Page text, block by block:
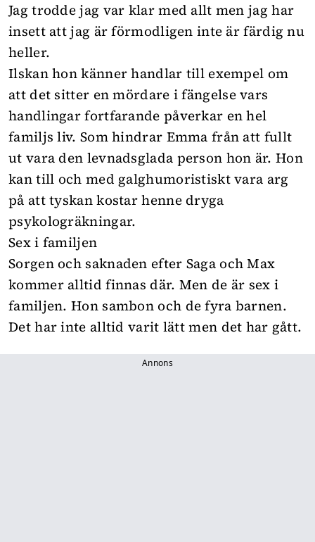
Jag trodde jag var klar med allt men jag har
insett att jag är förmodligen inte är färdig nu
heller.
Ilskan hon känner handlar till exempel om
att det sitter en mördare i fängelse vars
handlingar fortfarande påverkar en hel
familjs liv. Som hindrar Emma från att fullt
ut vara den levnadsglada person hon är. Hon
kan till och med galghumoristiskt vara arg
på att tyskan kostar henne dryga
psykologräkningar.
Sex i familjen
Sorgen och saknaden efter Saga och Max
kommer alltid finnas där. Men de är sex i
familjen. Hon sambon och de fyra barnen.
Det har inte alltid varit lätt men det har gått.
Annons